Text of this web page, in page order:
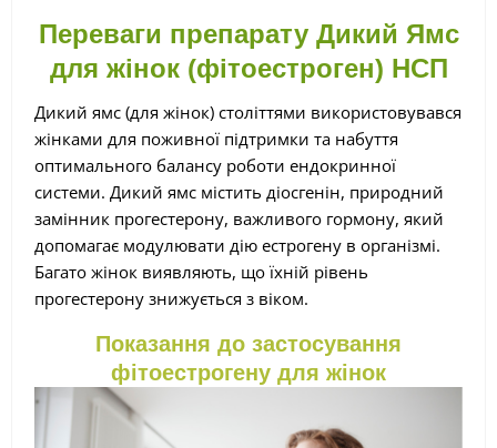
Переваги препарату Дикий Ямс
для жінок (фітоестроген) НСП
Дикий ямс (для жінок) століттями використовувався
жінками для поживної підтримки та набуття
оптимального балансу роботи ендокринної
системи. Дикий ямс містить діосгенін, природний
замінник прогестерону, важливого гормону, який
допомагає модулювати дію естрогену в організмі.
Багато жінок виявляють, що їхній рівень
прогестерону знижується з віком.
Показання до застосування
фітоестрогену для жінок